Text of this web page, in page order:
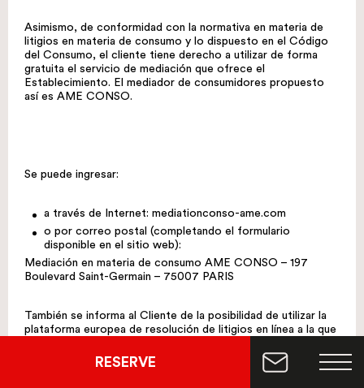
Asimismo, de conformidad con la normativa en materia de
litigios en materia de consumo y lo dispuesto en el Código
del Consumo, el cliente tiene derecho a utilizar de forma
gratuita el servicio de mediación que ofrece el
Establecimiento. El mediador de consumidores propuesto
así es AME CONSO.
Se puede ingresar:
a través de Internet: mediationconso-ame.com
o por correo postal (completando el formulario
disponible en el sitio web):
Mediación en materia de consumo AME CONSO – 197
Boulevard Saint-Germain – 75007 PARIS
También se informa al Cliente de la posibilidad de utilizar la
plataforma europea de resolución de litigios en línea a la que
siguiente enlace: https://ec.europa.eu/consumers/odr/.
RESERVE